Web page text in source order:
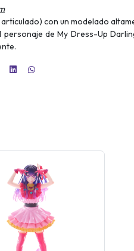
con un modelado
personaje de My Dress-Up